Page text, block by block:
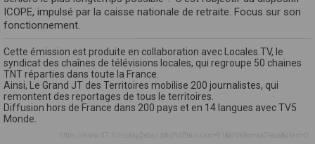
ICOPE, impulsé par la caisse nationale de retraite. Focus sur son
fonctionnement.
Cette émission est produite en collaboration avec Locales.TV, le
syndicat des chaînes de télévisions locales, qui regroupe 50 chaines
TNT réparties dans toute la France.
Ainsi, Le Grand JT des Territoires mobilise 200 journalistes, qui
remontent des reportages de tous le territoires.
Diffusion hors de France dans 200 pays et en 14 langues avec TV5
Monde.